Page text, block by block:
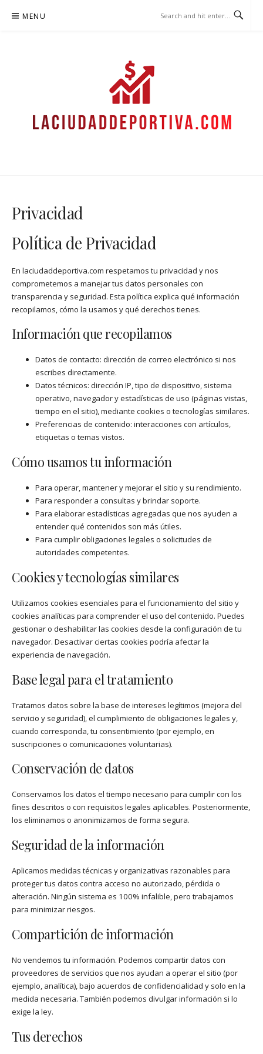
MENU
Privacidad
Política de Privacidad
En laciudaddeportiva.com respetamos tu privacidad y nos
comprometemos a manejar tus datos personales con
transparencia y seguridad. Esta política explica qué información
recopilamos, cómo la usamos y qué derechos tienes.
Información que recopilamos
Datos de contacto: dirección de correo electrónico si nos
escribes directamente.
Datos técnicos: dirección IP, tipo de dispositivo, sistema
operativo, navegador y estadísticas de uso (páginas vistas,
tiempo en el sitio), mediante cookies o tecnologías similares.
Preferencias de contenido: interacciones con artículos,
etiquetas o temas vistos.
Cómo usamos tu información
Para operar, mantener y mejorar el sitio y su rendimiento.
Para responder a consultas y brindar soporte.
Para elaborar estadísticas agregadas que nos ayuden a
entender qué contenidos son más útiles.
Para cumplir obligaciones legales o solicitudes de
autoridades competentes.
Cookies y tecnologías similares
Utilizamos cookies esenciales para el funcionamiento del sitio y
cookies analíticas para comprender el uso del contenido. Puedes
gestionar o deshabilitar las cookies desde la configuración de tu
navegador. Desactivar ciertas cookies podría afectar la
experiencia de navegación.
Base legal para el tratamiento
Tratamos datos sobre la base de intereses legítimos (mejora del
servicio y seguridad), el cumplimiento de obligaciones legales y,
cuando corresponda, tu consentimiento (por ejemplo, en
suscripciones o comunicaciones voluntarias).
Conservación de datos
Conservamos los datos el tiempo necesario para cumplir con los
fines descritos o con requisitos legales aplicables. Posteriormente,
los eliminamos o anonimizamos de forma segura.
Seguridad de la información
Aplicamos medidas técnicas y organizativas razonables para
proteger tus datos contra acceso no autorizado, pérdida o
alteración. Ningún sistema es 100% infalible, pero trabajamos
para minimizar riesgos.
Compartición de información
No vendemos tu información. Podemos compartir datos con
proveedores de servicios que nos ayudan a operar el sitio (por
ejemplo, analítica), bajo acuerdos de confidencialidad y solo en la
medida necesaria. También podemos divulgar información si lo
exige la ley.
Tus derechos